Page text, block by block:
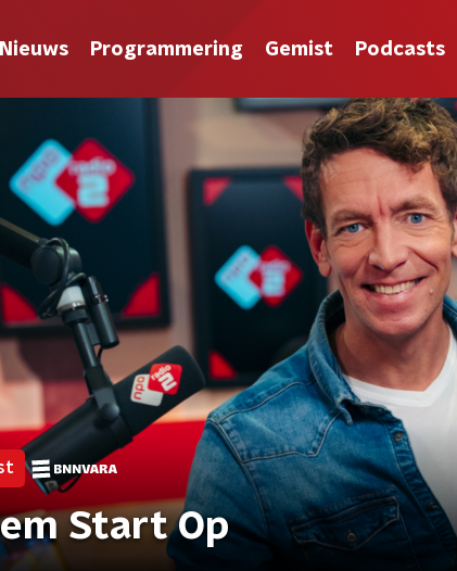
Nieuws Programmering Gemist Podcasts
Start Op